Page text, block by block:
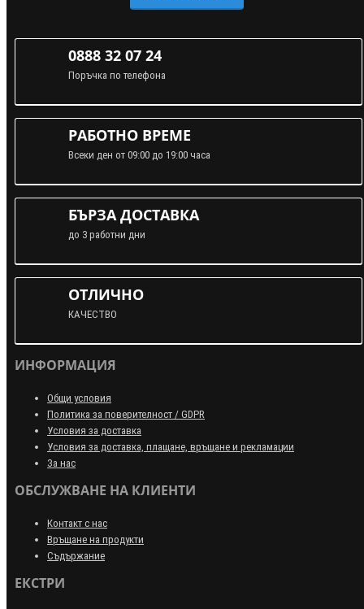
0888 32 07 24
Поръчка по телефона
РАБОТНО ВРЕМЕ
Всеки ден от 09:00 до 19:00 часа
БЪРЗА ДОСТАВКА
до 3 работни дни
ОТЛИЧНО
КАЧЕСТВО
ИНФОРМАЦИЯ
Общи условия
Политика за поверителност / GDPR
Условия за доставка
Условия за доставка, плащане, връщане и рекламации
За нас
ОБСЛУЖВАНЕ НА КЛИЕНТИ
Контакт с нас
Връщане на продукти
Съдържание
ЕКСТРИ